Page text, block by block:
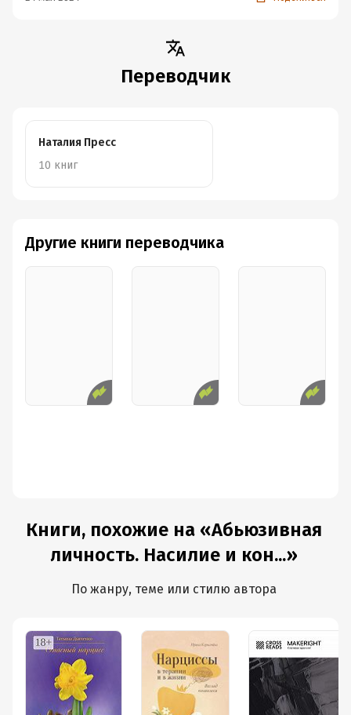
Переводчик
Наталия Пресс
10 книг
Другие книги переводчика
Книги, похожие на «Абьюзивная
личность. Насилие и кон...»
По жанру, теме или стилю автора